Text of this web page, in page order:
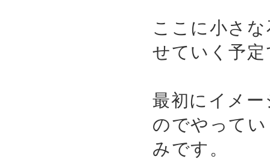
ここに小さ
せていく予
最初にイメ
のでやって
みです。